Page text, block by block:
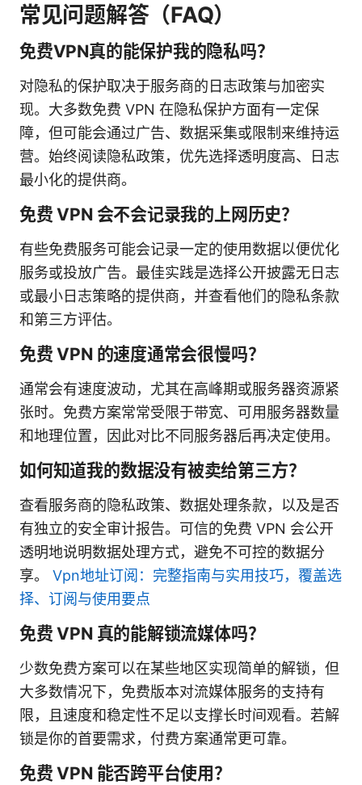
常见问题解答（FAQ）
免费VPN真的能保护我的隐私吗？
对隐私的保护取决于服务商的日志政策与加密实
现。大多数免费 VPN 在隐私保护方面有一定保
障，但可能会通过广告、数据采集或限制来维持运
营。始终阅读隐私政策，优先选择透明度高、日志
最小化的提供商。
免费 VPN 会不会记录我的上网历史？
有些免费服务可能会记录一定的使用数据以便优化
服务或投放广告。最佳实践是选择公开披露无日志
或最小日志策略的提供商，并查看他们的隐私条款
和第三方评估。
免费 VPN 的速度通常会很慢吗？
通常会有速度波动，尤其在高峰期或服务器资源紧
张时。免费方案常常受限于带宽、可用服务器数量
和地理位置，因此对比不同服务器后再决定使用。
如何知道我的数据没有被卖给第三方？
查看服务商的隐私政策、数据处理条款，以及是否
有独立的安全审计报告。可信的免费 VPN 会公开
透明地说明数据处理方式，避免不可控的数据分
享。 Vpn地址订阅：完整指南与实用技巧，覆盖选
择、订阅与使用要点
免费 VPN 真的能解锁流媒体吗？
少数免费方案可以在某些地区实现简单的解锁，但
大多数情况下，免费版本对流媒体服务的支持有
限，且速度和稳定性不足以支撑长时间观看。若解
锁是你的首要需求，付费方案通常更可靠。
免费 VPN 能否跨平台使用？